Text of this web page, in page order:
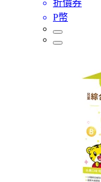
折價券
P幣